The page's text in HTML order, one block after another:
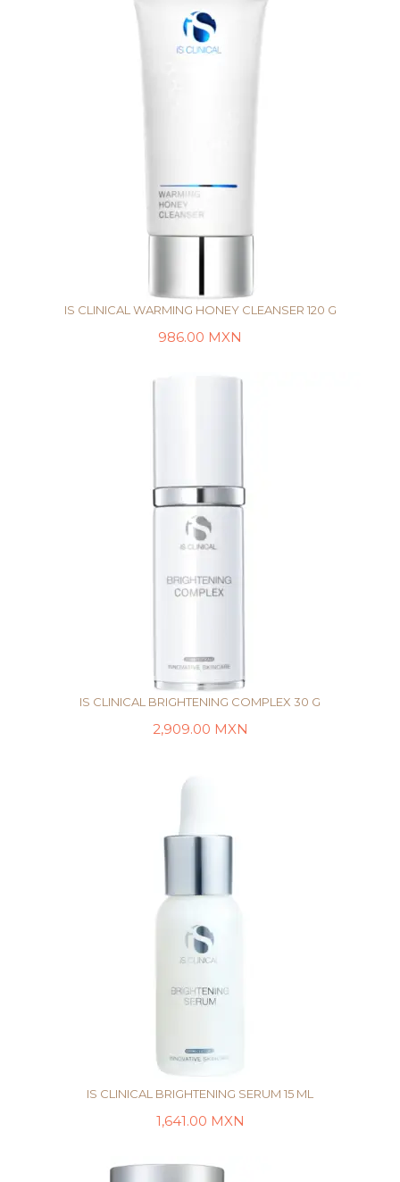
IS CLINICAL WARMING HONEY CLEANSER 120 G
986.00 MXN
IS CLINICAL BRIGHTENING COMPLEX 30 G
2,909.00 MXN
IS CLINICAL BRIGHTENING SERUM 15 ML
1,641.00 MXN